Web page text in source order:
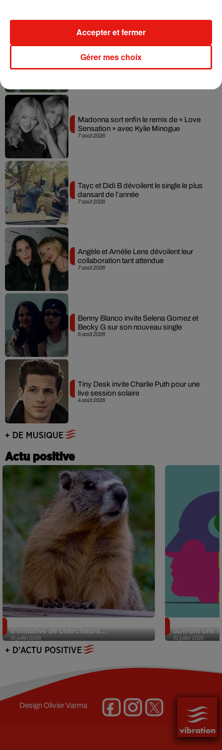
Musique
7 août 2026
Julien Lieb s’essaye à la vie de chatelain
dans son nouveau clip
7 août 2026
Madonna sort enfin le remix de « Love
Sensation » avec Kylie Minogue
7 août 2026
Tayc et Didi B dévoilent le single le plus
dansant de l’année
7 août 2026
Angèle et Amélie Lens dévoilent leur
collaboration tant attendue
5 août 2026
Benny Blanco invite Selena Gomez et
Becky G sur son nouveau single
4 août 2026
Tiny Desk invite Charlie Puth pour une
live session solaire
+ DE MUSIQUE
Actu positive
31 juillet 2026
d’initiative de chercheurs...
31 juillet 2026
ouvrent une
+ D'ACTU POSITIVE
DesignOlivier Varma
Gérer mes choix
Accepter et fermer